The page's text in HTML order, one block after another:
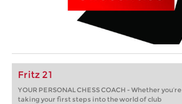
Fritz 21
YOUR PERSONAL CHESS COACH - Whether you’re
taking your first steps into the world of club